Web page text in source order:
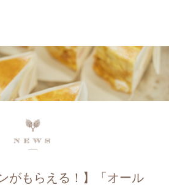
がもらえる！】「オール